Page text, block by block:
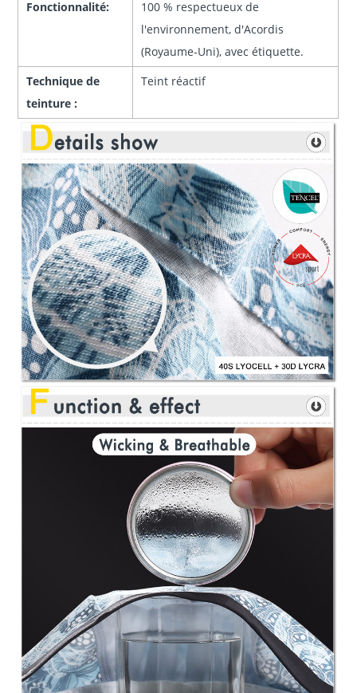
Fonctionnalité:
100 % respectueux de
l'environnement, d'Acordis
(Royaume-Uni), avec étiquette.
Technique de
teinture :
Teint réactif